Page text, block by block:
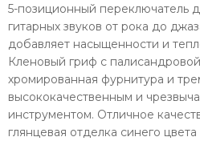
5-позиционный переключатель
гитарных звуков от рока до
добавляет насыщенности и
Кленовый гриф с
хромированная фурнитура и
высококачественным и
инструментом. Отличное
глянцевая отделка синего